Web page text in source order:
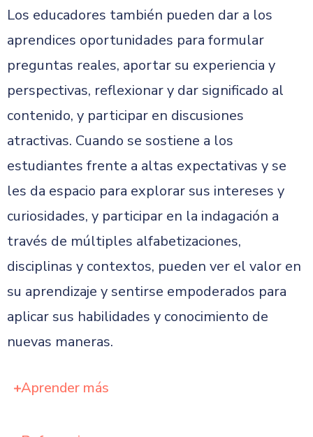
Los educadores también pueden dar a los
aprendices oportunidades para formular
preguntas reales, aportar su experiencia y
perspectivas, reflexionar y dar significado al
contenido, y participar en discusiones
atractivas. Cuando se sostiene a los
estudiantes frente a altas expectativas y se
les da espacio para explorar sus intereses y
curiosidades, y participar en la indagación a
través de múltiples alfabetizaciones,
disciplinas y contextos, pueden ver el valor en
su aprendizaje y sentirse empoderados para
aplicar sus habilidades y conocimiento de
nuevas maneras.
Aprender más